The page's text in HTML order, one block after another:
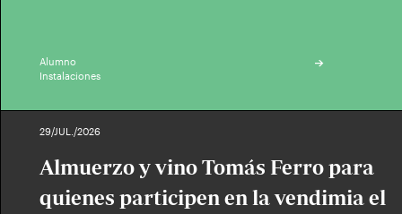
Alumno
Instalaciones
29/JUL./2026
Almuerzo y vino Tomás Ferro para
quienes participen en la vendimia el